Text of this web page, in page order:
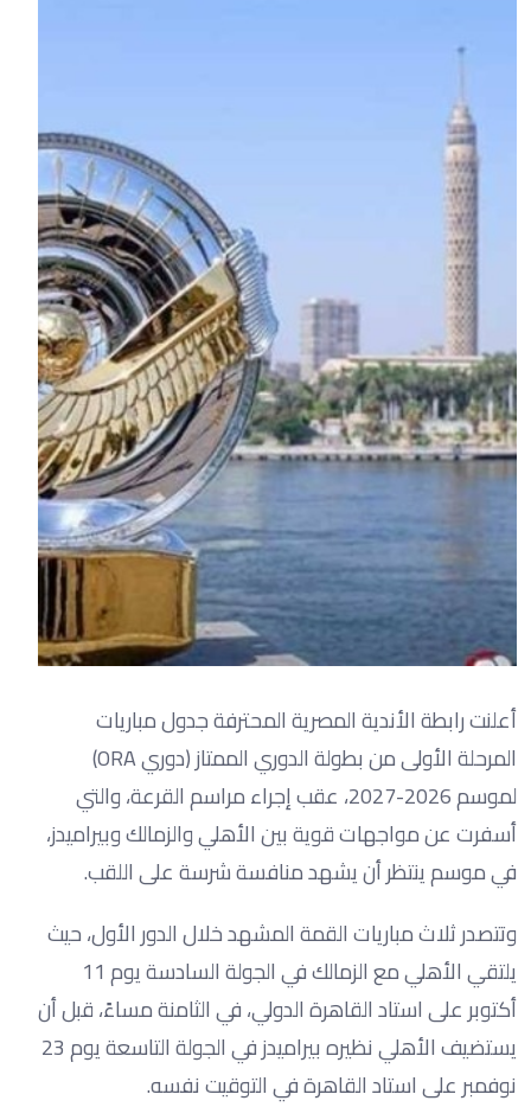
أعلنت رابطة الأندية المصرية المحترفة جدول مباريات
المرحلة الأولى من بطولة الدوري الممتاز (دوري ORA)
لموسم 2026-2027، عقب إجراء مراسم القرعة، والتي
أسفرت عن مواجهات قوية بين الأهلي والزمالك وبيراميدز،
في موسم ينتظر أن يشهد منافسة شرسة على اللقب.
وتتصدر ثلاث مباريات القمة المشهد خلال الدور الأول، حيث
يلتقي الأهلي مع الزمالك في الجولة السادسة يوم 11
أكتوبر على استاد القاهرة الدولي، في الثامنة مساءً، قبل أن
يستضيف الأهلي نظيره بيراميدز في الجولة التاسعة يوم 23
نوفمبر على استاد القاهرة في التوقيت نفسه.